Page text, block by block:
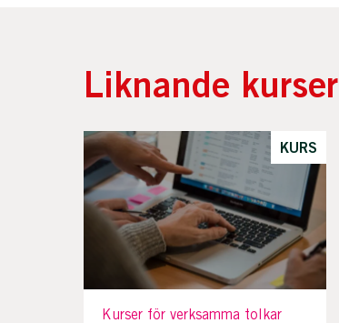
Liknande kurser
KURS
Kurser för verksamma tolkar